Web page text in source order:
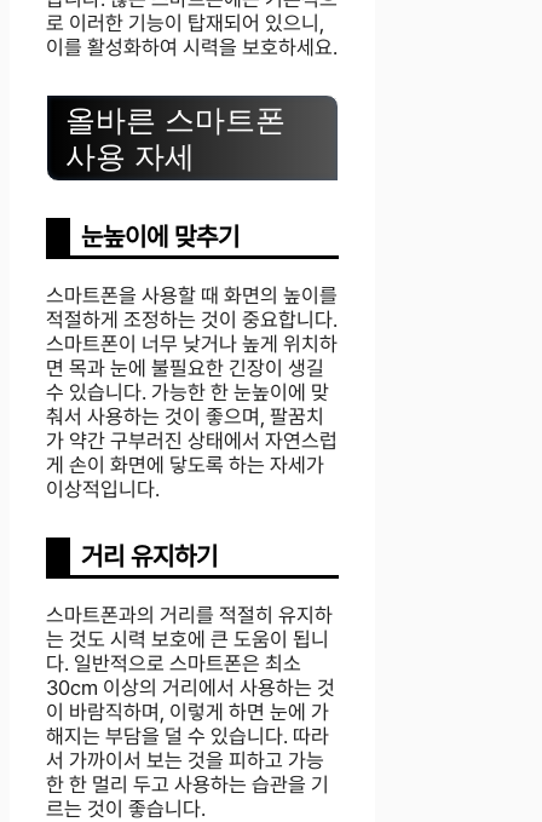
로 이러한 기능이 탑재되어 있으니,
이를 활성화하여 시력을 보호하세요.
올바른 스마트폰
사용 자세
눈높이에 맞추기
스마트폰을 사용할 때 화면의 높이를
적절하게 조정하는 것이 중요합니다.
스마트폰이 너무 낮거나 높게 위치하
면 목과 눈에 불필요한 긴장이 생길
수 있습니다. 가능한 한 눈높이에 맞
춰서 사용하는 것이 좋으며, 팔꿈치
가 약간 구부러진 상태에서 자연스럽
게 손이 화면에 닿도록 하는 자세가
이상적입니다.
거리 유지하기
스마트폰과의 거리를 적절히 유지하
는 것도 시력 보호에 큰 도움이 됩니
다. 일반적으로 스마트폰은 최소
30cm 이상의 거리에서 사용하는 것
이 바람직하며, 이렇게 하면 눈에 가
해지는 부담을 덜 수 있습니다. 따라
서 가까이서 보는 것을 피하고 가능
한 한 멀리 두고 사용하는 습관을 기
르는 것이 좋습니다.